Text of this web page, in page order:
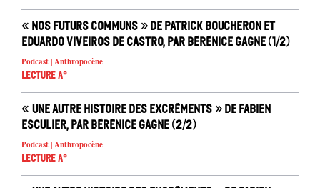
« Nos futurs communs » de Patrick Boucheron et
Eduardo Viveiros de Castro, par Bérénice Gagne (1/2)
Podcast | Anthropocène
Lecture A°
« Une autre histoire des excréments » de Fabien
Esculier, par Bérénice Gagne (2/2)
Podcast | Anthropocène
Lecture A°